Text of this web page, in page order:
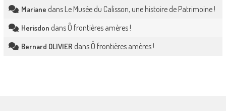
Mariane dans Le Musée du Calisson, une histoire de Patrimoine !
Herisdon dans Ô frontières amères !
Bernard OLIVIER dans Ô frontières amères !